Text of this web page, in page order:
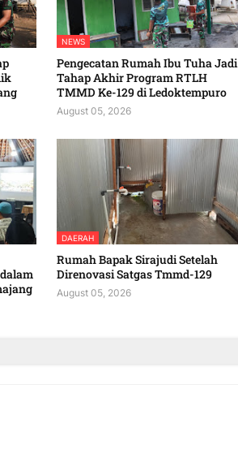
NEWS
Pengecatan Rumah Ibu Tuha Jadi
Tahap Akhir Program RTLH
TMMD Ke-129 di Ledoktempuro
August 05, 2026
DAERAH
Rumah Bapak Sirajudi Setelah
Direnovasi Satgas Tmmd-129
August 05, 2026